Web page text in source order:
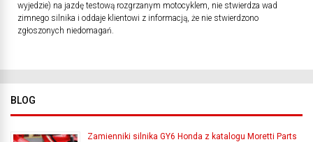
wyjedzie) na jazdę testową rozgrzanym motocyklem, nie stwierdza wad
zimnego silnika i oddaje klientowi z informacją, że nie stwierdzono
zgłoszonych niedomagań.
BLOG
Zamienniki silnika GY6 Honda z katalogu Moretti Parts